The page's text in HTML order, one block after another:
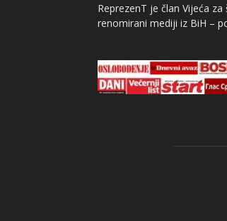
ReprezenT je član Vijeća
renomirani mediji iz BiH –